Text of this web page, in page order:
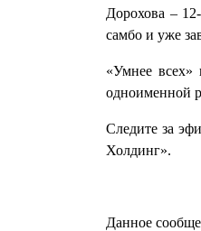
Дорохова –
самбо и уже
«Умнее
одноименной
Следите за
Холдинг».
Данное